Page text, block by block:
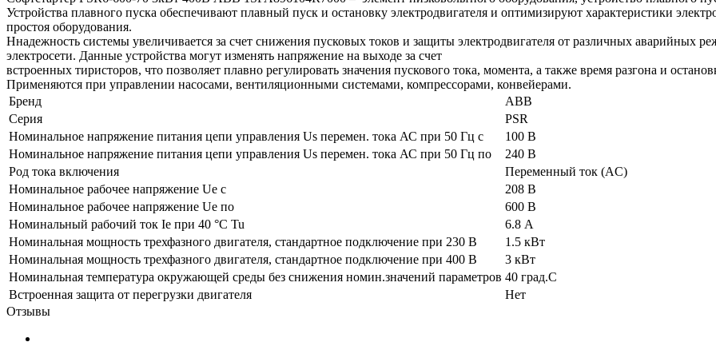
Устройства плавного пуска обеспечивают плавный пуск и остановку электродвигателя и оптимизируют характеристики
простоя оборудования.
Ннадежность системы увеличивается за счет снижения пусковых токов и защиты электродвигателя от различных аварийных
электросети. Данные устройства могут изменять напряжение на выходе за счет
встроенных тиристоров, что позволяет плавно регулировать значения пускового тока, момента, а также время разгона и
Применяются при управлении насосами, вентиляционными системами, компрессорами, конвейерами.
Бренд
ABB
Серия
PSR
Номинальное напряжение питания цепи управления Us перемен. тока АС при 50 Гц с
100 В
Номинальное напряжение питания цепи управления Us перемен. тока АС при 50 Гц по
240 В
Род тока включения
Переменный ток (AC)
Номинальное рабочее напряжение Ue с
208 В
Номинальное рабочее напряжение Ue по
600 В
Номинальный рабочий ток Ie при 40 °C Tu
6.8 А
Номинальная мощность трехфазного двигателя, стандартное подключение при 230 В
1.5 кВт
Номинальная мощность трехфазного двигателя, стандартное подключение при 400 В
3 кВт
Номинальная температура окружающей среды без снижения номин.значений параметров 40 град.C
Встроенная защита от перегрузки двигателя
Нет
Отзывы